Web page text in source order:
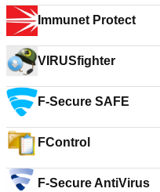
Immunet Protect
VIRUSfighter
F-Secure SAFE
FControl
F-Secure AntiVirus